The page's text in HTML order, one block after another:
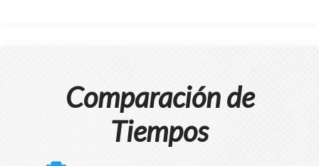
Comparación de
Tiempos